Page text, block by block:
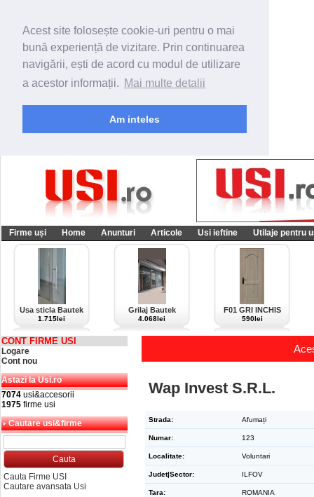
Acest site folosește cookie-uri pentru o mai
bună experiență de vizitare. Prin continuarea
navigării, ești de acord cu modul de utilizare
a acestor informații. Mai multe detalii
Am inteles
Firme uși Home Anunturi Articole Usi ieftine Utilaje pentru
Usa sticla Bautek
1.715lei
Grilaj Bautek
4.068lei
F01 GRI INCHIS
590lei
CONT FIRME USI
Logare
Cont nou
Astazi la Usi.ro
7074 usi&accesorii
1975 firme usi
Cautare usi&firme
Cauta Firme USI
Cautare avansata Usi
Wap Invest S.R.L.
Strada: Afumați
Numar: 123
Localitate: Voluntari
Judet|Sector: ILFOV
Tara: ROMANIA